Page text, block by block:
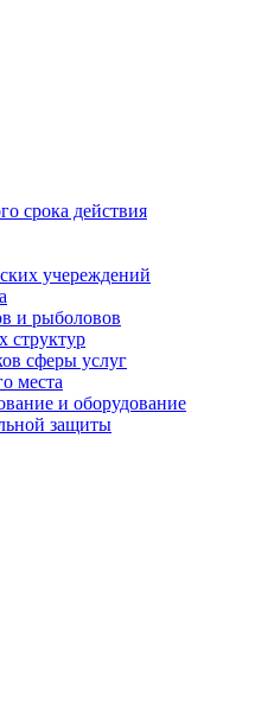
срока действия
учереждений
и рыболовов
структур
сферы услуг
места
и оборудование
защиты